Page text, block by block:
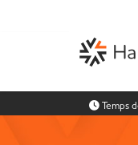
Temps